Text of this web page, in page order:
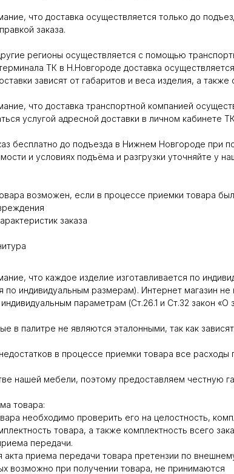
что доставка осуществляется только до
заказа.
регионы осуществляется с помощью
ТК в Н.Новгороде доставка
зависят от габаритов и веса изделия, а
что доставка транспортной компанией
услугой адресной доставки в личном кабинете
бесплатно до подъезда в Нижнем Новгороде при
и условиях подъёма и разгрузки уточняйте у
возможен, если в процессе приемки товара
заказа
что каждое изделие изготавливается по
по индивидуальным размерам). Интернет магазин
параметрам (Ст.26.1 и Ст.32 закон «О
в палитре не являются эталонными, так как
в процессе приемки товара все
нашей мебели, поэтому предоставляем честную
товара:
необходимо проверить его на целостность,
товара, а также комплектность всего
передачи.
акта приема передачи товара претензии по
возможно при получении товара, не принимаются